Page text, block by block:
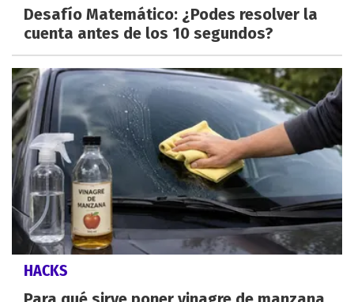
Desafío Matemático: ¿Podes resolver la
cuenta antes de los 10 segundos?
HACKS